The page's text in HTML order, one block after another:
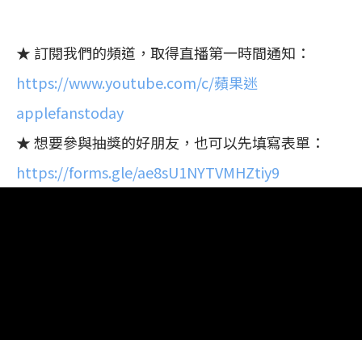
★ 訂閱我們的頻道，取得直播第一時間通知：
https://www.youtube.com/c/蘋果迷
applefanstoday
★ 想要參與抽獎的好朋友，也可以先填寫表單：
https://forms.gle/ae8sU1NYTVMHZtiy9